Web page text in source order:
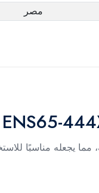
مصر
غاز قوية، مما يجعله